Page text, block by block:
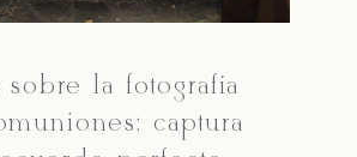
sobre la fotografía
captura